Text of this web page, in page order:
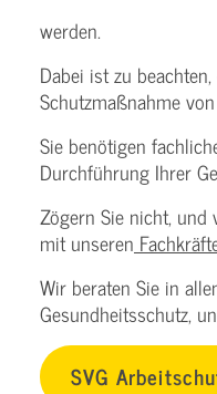
werden.
Dabei ist zu
Schutzmaßnahme
Sie benötigen
Durchführung Ihrer
Zögern Sie nicht, und
mit unseren
Wir beraten Sie in
Gesundheitsschutz,
SVG